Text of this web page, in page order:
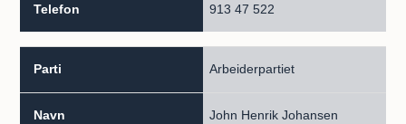
913 47 522
Arbeiderpartiet
John Henrik Johansen